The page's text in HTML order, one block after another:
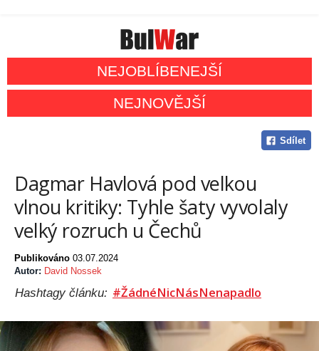
NEJOBLÍBENEJŠÍ
NEJNOVĚJŠÍ
Sdílet
Dagmar Havlová pod velkou
vlnou kritiky: Tyhle šaty vyvolaly
velký rozruch u Čechů
Publikováno 03.07.2024
Autor: David Nossek
Hashtagy článku: #ŽádnéNicNásNenapadlo